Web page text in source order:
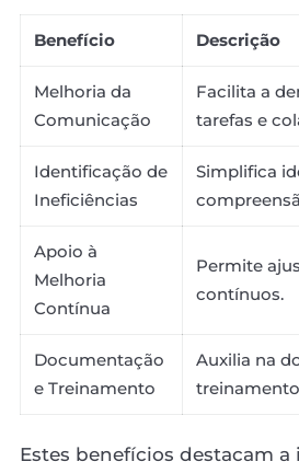
Benefício Descrição
Melhoria da
Comunicação
Facilita a
tarefas e
Identificação de
Ineficiências
Simplifica
Apoio à
Melhoria
Contínua
Permite
contínuos.
Documentação
e Treinamento
Auxilia na
Estes benefícios destacam